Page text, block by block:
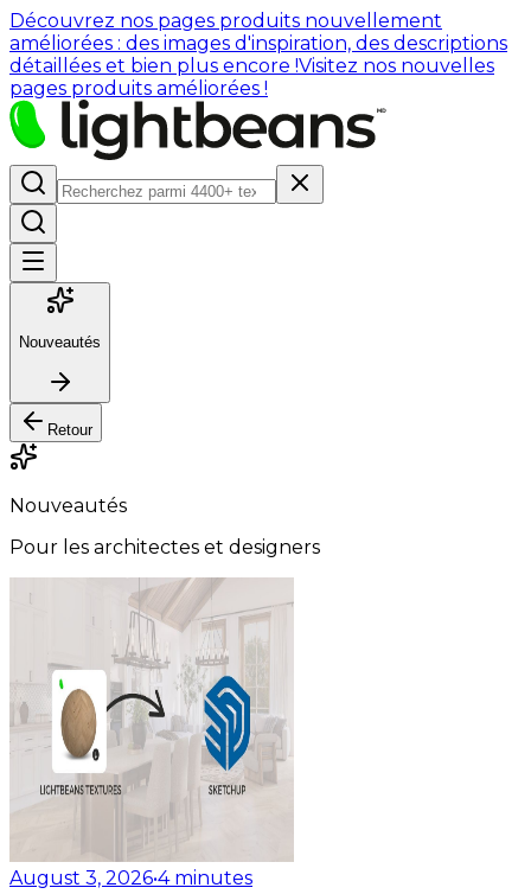
Découvrez nos pages produits nouvellement
améliorées : des images d'inspiration, des descriptions
détaillées et bien plus encore !Visitez nos nouvelles
pages produits améliorées !
Nouveautés
Retour
Nouveautés
Pour les architectes et designers
August 3, 2026•4 minutes